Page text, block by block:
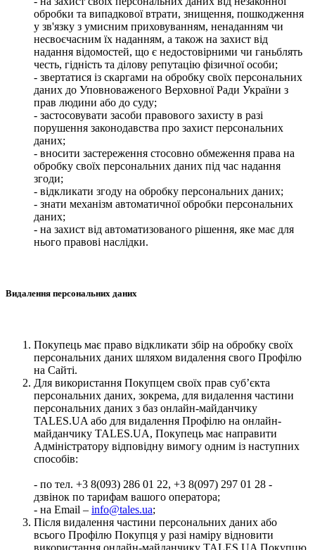
обробки та випадкової втрати, знищення, пошкодження
у зв'язку з умисним приховуванням, ненаданням чи
несвоєчасним їх наданням, а також на захист від
надання відомостей, що є недостовірними чи ганьблять
честь, гідність та ділову репутацію фізичної особи;
- звертатися із скаргами на обробку своїх персональних
даних до Уповноваженого Верховної Ради України з
прав людини або до суду;
- застосовувати засоби правового захисту в разі
порушення законодавства про захист персональних
даних;
- вносити застереження стосовно обмеження права на
обробку своїх персональних даних під час надання
згоди;
- відкликати згоду на обробку персональних даних;
- знати механізм автоматичної обробки персональних
даних;
- на захист від автоматизованого рішення, яке має для
нього правові наслідки.
Видалення персональних даних
Покупець має право відкликати збір на обробку своїх
персональних даних шляхом видалення свого Профілю
на Сайті.
Для використання Покупцем своїх прав суб’єкта
персональних даних, зокрема, для видалення частини
персональних даних з баз онлайн-майданчику
TALES.UA або для видалення Профілю на онлайн-
майданчику TALES.UA, Покупець має направити
Адміністратору відповідну вимогу одним із наступних
способів:
- по тел. +3 8(093) 286 01 22, +3 8(097) 297 01 28 -
дзвінок по тарифам вашого оператора;
- на Email – info@tales.ua;
Після видалення частини персональних даних або
всього Профілю Покупця у разі наміру відновити
використання онлайн-майданчику TALES.UA Покупцю